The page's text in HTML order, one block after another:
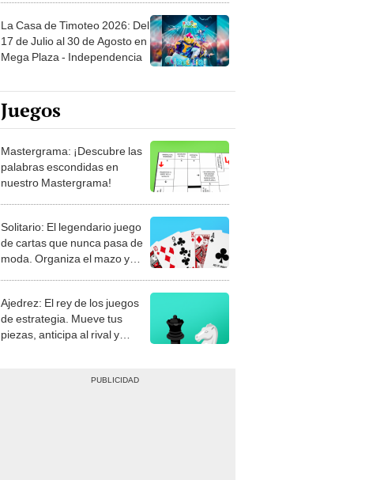
La Casa de Timoteo 2026: Del
17 de Julio al 30 de Agosto en
Mega Plaza - Independencia
Juegos
Mastergrama: ¡Descubre las
palabras escondidas en
nuestro Mastergrama!
Solitario: El legendario juego
de cartas que nunca pasa de
moda. Organiza el mazo y
Ajedrez: El rey de los juegos
de estrategia. Mueve tus
piezas, anticipa al rival y